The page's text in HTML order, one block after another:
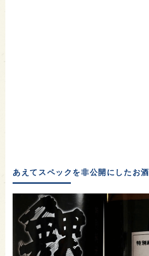
あえてスペックを非公開にしたお酒